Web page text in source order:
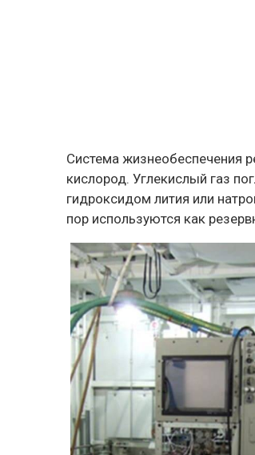
Система жизнеобеспечения
кислород. Углекислый газ
гидроксидом лития или
пор используются как